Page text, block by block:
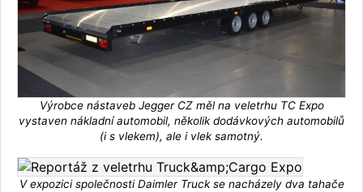
Výrobce nástaveb Jegger CZ měl na veletrhu TC Expo
vystaven nákladní automobil, několik dodávkových automobilů
(i s vlekem), ale i vlek samotný.
V expozici společnosti Daimler Truck se nacházely dva tahače